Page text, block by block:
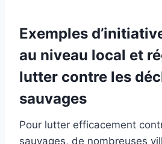
Exemples
au niveau local et
lutter contre les
sauvages
Pour lutter efficacement
sauvages, de nombreuses